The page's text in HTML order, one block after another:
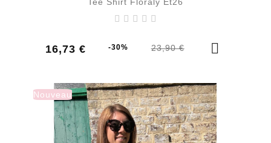
16,73 €
Prix
-30% 23,90 €
Prix
Nouveau